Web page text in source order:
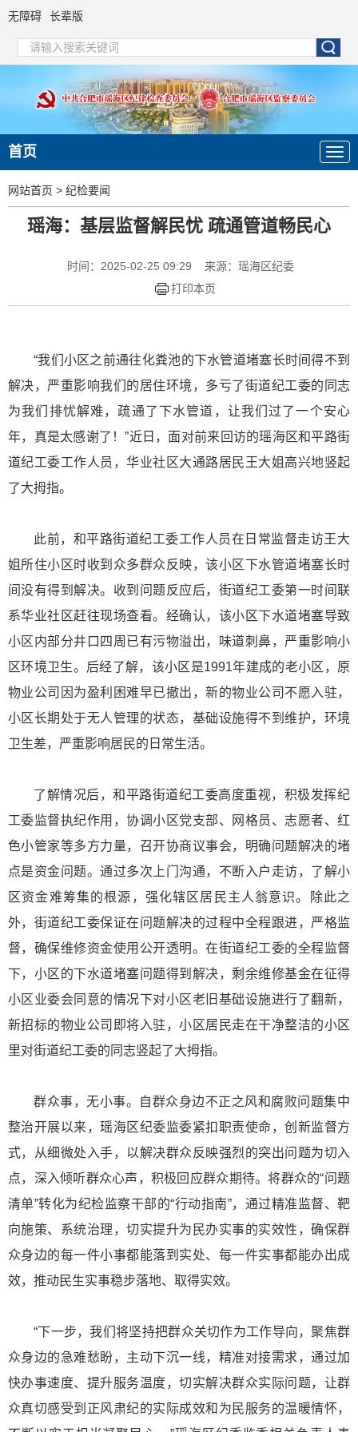
无障碍 长辈版
首页
网站首页 > 纪检要闻
瑶海：基层监督解民忧 疏通管道畅民心
时间：2025-02-25 09:29
来源：瑶海区纪委
打印本页
“我们小区之前通往化粪池的下水管道堵塞长时间得不到
解决，严重影响我们的居住环境，多亏了街道纪工委的同志
为我们排忧解难，疏通了下水管道，让我们过了一个安心
年，真是太感谢了！”近日，面对前来回访的瑶海区和平路街
道纪工委工作人员，华业社区大通路居民王大姐高兴地竖起
了大拇指。
此前，和平路街道纪工委工作人员在日常监督走访王大
姐所住小区时收到众多群众反映，该小区下水管道堵塞长时
间没有得到解决。收到问题反应后，街道纪工委第一时间联
系华业社区赶往现场查看。经确认，该小区下水道堵塞导致
小区内部分井口四周已有污物溢出，味道刺鼻，严重影响小
区环境卫生。后经了解，该小区是1991年建成的老小区，原
物业公司因为盈利困难早已撤出，新的物业公司不愿入驻，
小区长期处于无人管理的状态，基础设施得不到维护，环境
卫生差，严重影响居民的日常生活。
了解情况后，和平路街道纪工委高度重视，积极发挥纪
工委监督执纪作用，协调小区党支部、网格员、志愿者、红
色小管家等多方力量，召开协商议事会，明确问题解决的堵
点是资金问题。通过多次上门沟通，不断入户走访，了解小
区资金难筹集的根源，强化辖区居民主人翁意识。除此之
外，街道纪工委保证在问题解决的过程中全程跟进，严格监
督，确保维修资金使用公开透明。在街道纪工委的全程监督
下，小区的下水道堵塞问题得到解决，剩余维修基金在征得
小区业委会同意的情况下对小区老旧基础设施进行了翻新，
新招标的物业公司即将入驻，小区居民走在干净整洁的小区
里对街道纪工委的同志竖起了大拇指。
群众事，无小事。自群众身边不正之风和腐败问题集中
整治开展以来，瑶海区纪委监委紧扣职责使命，创新监督方
式，从细微处入手，以解决群众反映强烈的突出问题为切入
点，深入倾听群众心声，积极回应群众期待。将群众的“问题
清单”转化为纪检监察干部的“行动指南”，通过精准监督、靶
向施策、系统治理，切实提升为民办实事的实效性，确保群
众身边的每一件小事都能落到实处、每一件实事都能办出成
效，推动民生实事稳步落地、取得实效。
“下一步，我们将坚持把群众关切作为工作导向，聚焦群
众身边的急难愁盼，主动下沉一线，精准对接需求，通过加
快办事速度、提升服务温度，切实解决群众实际问题，让群
众真切感受到正风肃纪的实际成效和为民服务的温暖情怀，